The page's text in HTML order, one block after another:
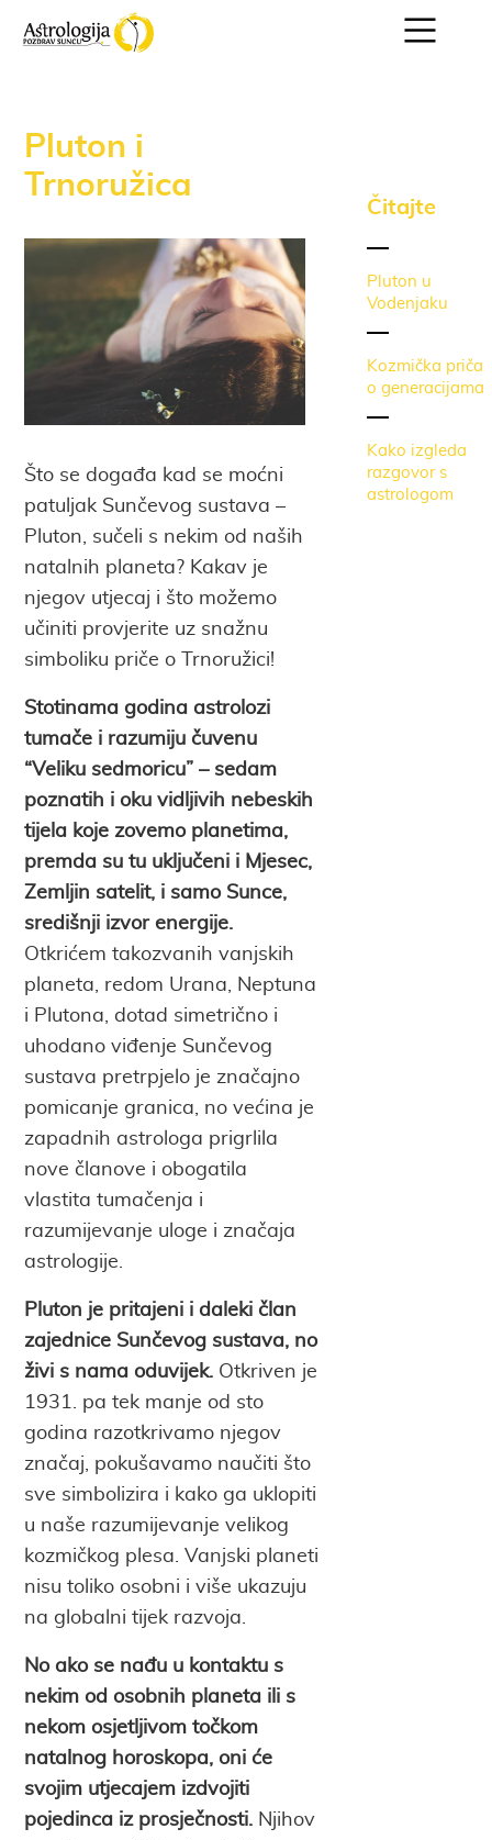
Pluton i
Trnoružica
Što se događa kad se moćni
patuljak Sunčevog sustava –
Pluton, sučeli s nekim od naših
natalnih planeta? Kakav je
njegov utjecaj i što možemo
učiniti provjerite uz snažnu
simboliku priče o Trnoružici!
Stotinama godina astrolozi
tumače i razumiju čuvenu
“Veliku sedmoricu” – sedam
poznatih i oku vidljivih nebeskih
tijela koje zovemo planetima,
premda su tu uključeni i Mjesec,
Zemljin satelit, i samo Sunce,
središnji izvor energije.
Otkrićem takozvanih vanjskih
planeta, redom Urana, Neptuna
i Plutona, dotad simetrično i
uhodano viđenje Sunčevog
sustava pretrpjelo je značajno
pomicanje granica, no većina je
zapadnih astrologa prigrlila
nove članove i obogatila
vlastita tumačenja i
razumijevanje uloge i značaja
astrologije.
Pluton je pritajeni i daleki član
zajednice Sunčevog sustava, no
živi s nama oduvijek. Otkriven je
1931. pa tek manje od sto
godina razotkrivamo njegov
značaj, pokušavamo naučiti što
sve simbolizira i kako ga uklopiti
u naše razumijevanje velikog
kozmičkog plesa. Vanjski planeti
nisu toliko osobni i više ukazuju
na globalni tijek razvoja.
No ako se nađu u kontaktu s
nekim od osobnih planeta ili s
nekom osjetljivom točkom
natalnog horoskopa, oni će
svojim utjecajem izdvojiti
pojedinca iz prosječnosti. Njihov
Čitajte
Pluton u
Vodenjaku
Kozmička priča
o generacijama
Kako izgleda
razgovor s
astrologom